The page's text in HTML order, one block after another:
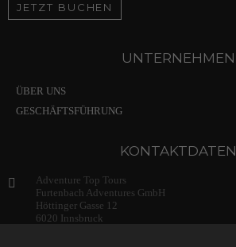
JETZT BUCHEN
UNTERNEHMEN
ÜBER UNS
GESCHÄFTSFÜHRUNG
KONTAKTDATEN
Adventure Top Tours
Furtenbach Adventures GmbH
Höttinger Gasse 12
6020 Innsbruck